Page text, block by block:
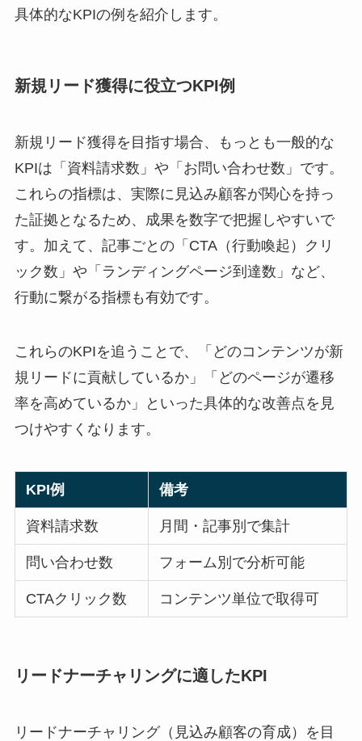
具体的なKPIの例を紹介します。
新規リード獲得に役立つKPI例
新規リード獲得を目指す場合、もっとも一般的な
KPIは「資料請求数」や「お問い合わせ数」です。
これらの指標は、実際に見込み顧客が関心を持っ
た証拠となるため、成果を数字で把握しやすいで
す。加えて、記事ごとの「CTA（行動喚起）クリ
ック数」や「ランディングページ到達数」など、
行動に繋がる指標も有効です。
これらのKPIを追うことで、「どのコンテンツが新
規リードに貢献しているか」「どのページが遷移
率を高めているか」といった具体的な改善点を見
つけやすくなります。
KPI例 備考
資料請求数 月間・記事別で集計
問い合わせ数 フォーム別で分析可能
CTAクリック数 コンテンツ単位で取得可
リードナーチャリングに適したKPI
リードナーチャリング（見込み顧客の育成）を目